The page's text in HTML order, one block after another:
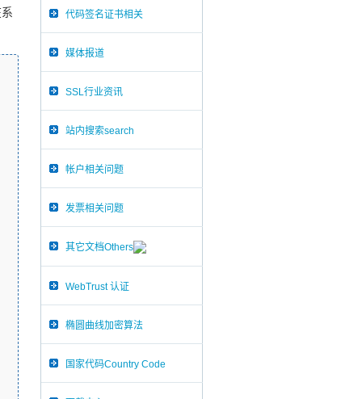
代码签名证书相关
媒体报道
SSL行业资讯
站内搜索search
帐户相关问题
发票相关问题
其它文档Others
WebTrust 认证
椭圆曲线加密算法
国家代码Country Code